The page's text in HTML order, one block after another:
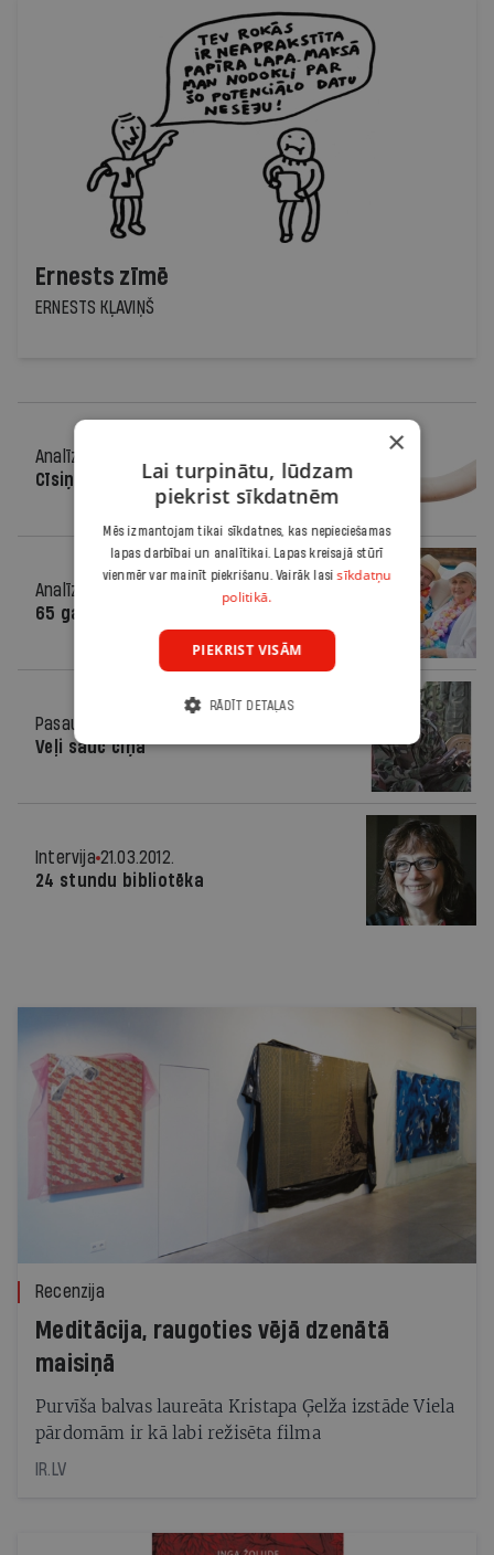
Ernests zīmē
ERNESTS KĻAVIŅŠ
Analīze
Cīsiņu tests
Analīze
65 gadu plāns
Pasaulē
Veļi sauc cīņā
Intervija 21.03.2012.
24 stundu bibliotēka
Recenzija
Meditācija, raugoties vējā dzenātā
maisiņā
Purvīša balvas laureāta Kristapa Ģelža izstāde Viela
pārdomām ir kā labi režisēta filma
IR.LV
×
Lai turpinātu, lūdzam
piekrist sīkdatnēm
Mēs izmantojam tikai sīkdatnes, kas nepieciešamas
lapas darbībai un analītikai. Lapas kreisajā stūrī
vienmēr var mainīt piekrišanu. Vairāk lasisīkdatņu
politikā.
PIEKRIST VISĀM
RĀDĪT DETAĻAS